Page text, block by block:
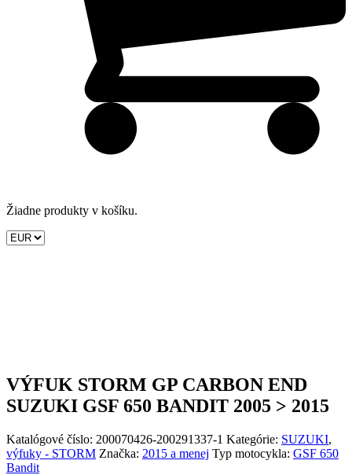
Žiadne produkty v košíku.
VÝFUK STORM GP CARBON END
SUZUKI GSF 650 BANDIT 2005 > 2015
Katalógové číslo: 200070426-200291337-1 Kategórie: SUZUKI,
výfuky - STORM Značka: 2015 a menej Typ motocykla: GSF 650
Bandit